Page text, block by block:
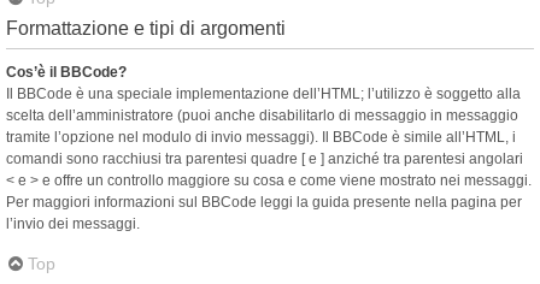
Formattazione e tipi di argomenti
Cos’è il BBCode?
Il BBCode è una speciale implementazione dell’HTML; l’utilizzo è soggetto alla
scelta dell’amministratore (puoi anche disabilitarlo di messaggio in messaggio
tramite l’opzione nel modulo di invio messaggi). Il BBCode è simile all’HTML, i
comandi sono racchiusi tra parentesi quadre [ e ] anziché tra parentesi angolari
< e > e offre un controllo maggiore su cosa e come viene mostrato nei messaggi.
Per maggiori informazioni sul BBCode leggi la guida presente nella pagina per
l’invio dei messaggi.
Top